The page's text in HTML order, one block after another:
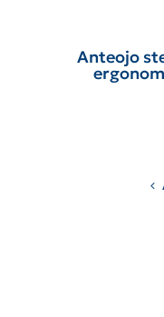
Anteojo